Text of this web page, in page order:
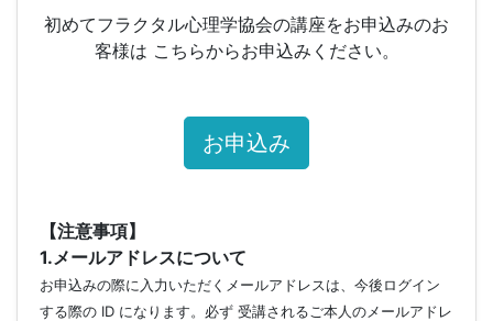
初めてフラクタル心理学協会の講座をお申込みのお
客様は こちらからお申込みください。
お申込み
【注意事項】
1.メールアドレスについて
お申込みの際に入力いただくメールアドレスは、今後ログイン
する際の ID になります。必ず 受講されるご本人のメールアドレ